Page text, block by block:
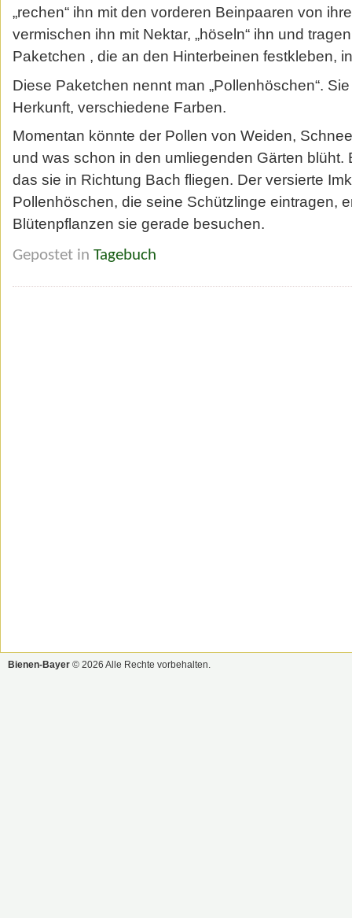
„rechen“ ihn mit den vorderen Beinpaaren von
vermischen ihn mit Nektar, „höseln“ ihn und
Paketchen , die an den Hinterbeinen festkleben,
Diese Paketchen nennt man „Pollenhöschen“.
Herkunft, verschiedene Farben.
Momentan könnte der Pollen von Weiden,
und was schon in den umliegenden Gärten blüht.
das sie in Richtung Bach fliegen. Der versierte
Pollenhöschen, die seine Schützlinge eintragen,
Blütenpflanzen sie gerade besuchen.
Gepostet in Tagebuch
Bienen-Bayer © 2026 Alle Rechte vorbehalten.